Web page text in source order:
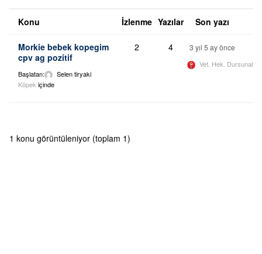
Konu İzlenme Yazılar Son yazı
Morkie bebek kopegim
cpv ag pozitif
Başlatan:
Selen tiryaki
Köpek içinde
2 4 3 yıl 5 ay önce
Vet. Hek. Dursunali
1 konu görüntüleniyor (toplam 1)